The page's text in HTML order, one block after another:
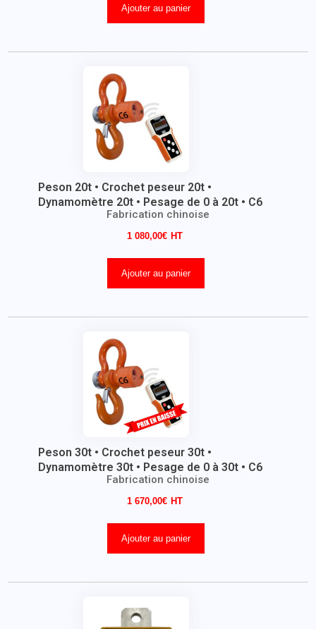
Ajouter au panier
Peson 20t • Crochet peseur 20t •
Dynamomètre 20t • Pesage de 0 à 20t • C6
Fabrication chinoise
1 080,00€
Ajouter au panier
Peson 30t • Crochet peseur 30t •
Dynamomètre 30t • Pesage de 0 à 30t • C6
Fabrication chinoise
1 670,00€
Ajouter au panier